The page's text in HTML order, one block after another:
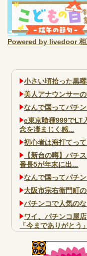
Powered by livedoor 相
小さい頃拾った黒
美人アナウンサー
なんで国ってパチ
e東京喰種999でLT
念を凄まじく感...
初心者は海打てっ
【新台の噂】パチ
番長5が年末に出...
なんで国ってパチ
大阪市宗右衛門町
パチンコで人気の
ワイ、パチンコ屋
「今までありがとう
ヤバいか教えて？...